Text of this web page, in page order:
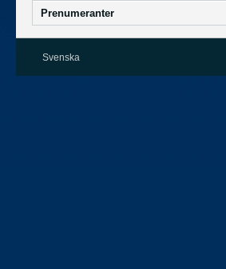
Prenumeranter
Svenska